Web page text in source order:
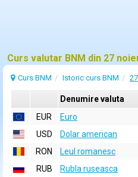
Curs valutar BNM din 27
Curs BNM Istoric curs BNM
Denumire valuta
EUR
Euro
USD
Dolar american
RON
Leul romanesc
RUB
Rubla ruseasca